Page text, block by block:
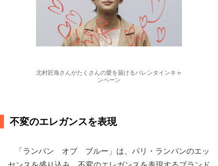
北村匠海さんがたくさんの愛を届けるバレンタインキャ
ンペーン
不変のエレガンスを表現
「ランバン オブ ブルー」は、パリ・ランバンのエッ